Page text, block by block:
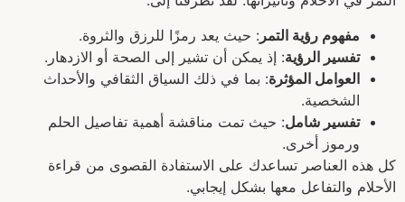
مفهوم رؤية التمر : حيث يعد رمزًا للرزق والثروة.
تفسير الرؤية: إذ يمكن أن تشير إلى الصحة أو الازدهار.
العوامل المؤثرة: بما في ذلك السياق الثقافي والأحداث
الشخصية.
تفسير شامل: حيث تمت مناقشة أهمية تفاصيل الحلم
ورموز أخرى.
كل هذه العناصر تساعدك على الاستفادة القصوى من قراءة
الأحلام والتفاعل معها بشكل إيجابي.